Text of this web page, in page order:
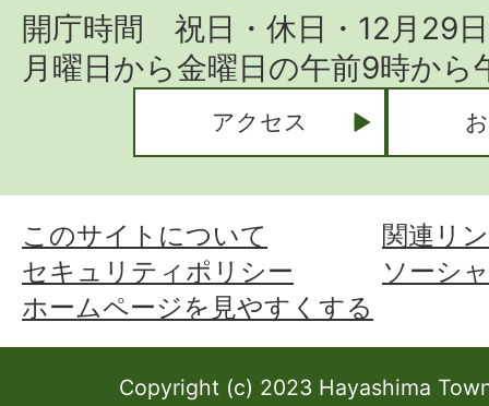
開庁時間 祝日・休日・12月29
月曜日から金曜日の午前9時か
アクセス
このサイトについて
関連リ
セキュリティポリシー
ソーシ
ホームページを見やすくする
Copyright (c) 2023 Hayashima